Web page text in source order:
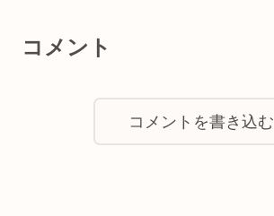
コメント
コメントを書き込む